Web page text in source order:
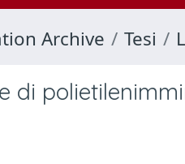
Archive Tesi
di